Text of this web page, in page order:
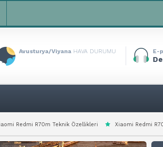
Avusturya/Viyana HAVA DURUMU E-
Özellikleri Xiaomi Redmi R70 Teknik Özellikleri